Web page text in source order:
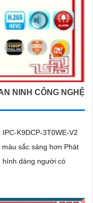
NINH CÔNG NGHỆ
K9DCP-3T0WE-V2
sắc sáng hơn Phát
hình dáng người có